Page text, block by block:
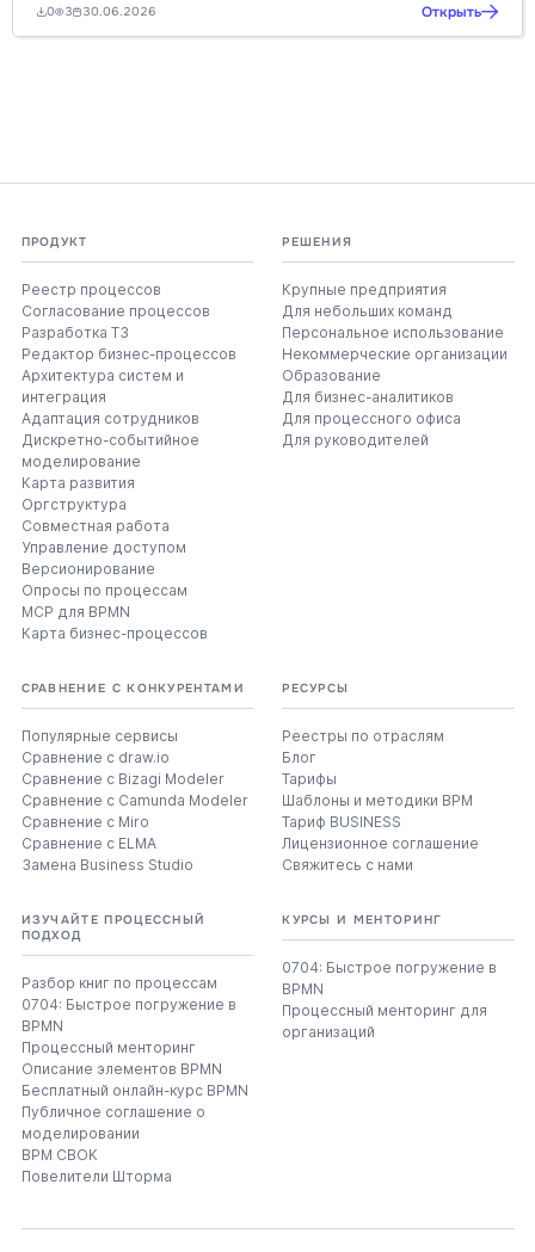
0 3 30.06.2026 Открыть
ПРОДУКТ
Реестр процессов
Согласование процессов
Разработка ТЗ
Редактор бизнес-процессов
Архитектура систем и
интеграция
Адаптация сотрудников
Дискретно-событийное
моделирование
Карта развития
Оргструктура
Совместная работа
Управление доступом
Версионирование
Опросы по процессам
MCP для BPMN
Карта бизнес-процессов
РЕШЕНИЯ
Крупные предприятия
Для небольших команд
Персональное использование
Некоммерческие организации
Образование
Для бизнес-аналитиков
Для процессного офиса
Для руководителей
СРАВНЕНИЕ С КОНКУРЕНТАМИ
Популярные сервисы
Сравнение с draw.io
Сравнение с Bizagi Modeler
Сравнение с Camunda Modeler
Сравнение с Miro
Сравнение с ELMA
Замена Business Studio
РЕСУРСЫ
Реестры по отраслям
Блог
Тарифы
Шаблоны и методики BPM
Тариф BUSINESS
Лицензионное соглашение
Свяжитесь с нами
ИЗУЧАЙТЕ ПРОЦЕССНЫЙ
ПОДХОД
Разбор книг по процессам
0704: Быстрое погружение в
BPMN
Процессный менторинг
Описание элементов BPMN
Бесплатный онлайн-курс BPMN
Публичное соглашение о
моделировании
BPM CBOK
Повелители Шторма
КУРСЫ И МЕНТОРИНГ
0704: Быстрое погружение в
BPMN
Процессный менторинг для
организаций